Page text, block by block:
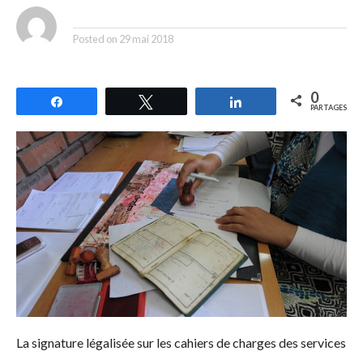
Posted on 29 mai 2018
Partagez 0
PARTAGES
La signature légalisée sur les cahiers de charges des services